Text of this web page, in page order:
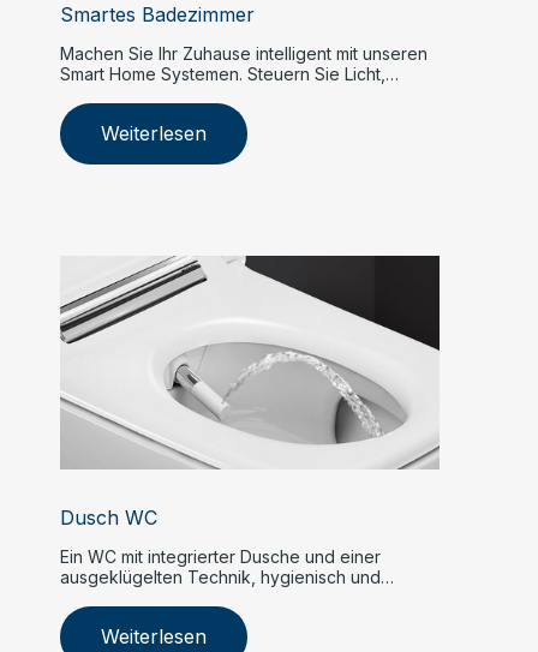
Smartes Badezimmer
Machen Sie Ihr Zuhause intelligent mit unseren
Smart Home Systemen. Steuern Sie Licht,
Sprachbefehl.
Weiterlesen
Dusch WC
Ein WC mit integrierter Dusche und einer
ausgeklügelten Technik, hygienisch und
Weiterlesen